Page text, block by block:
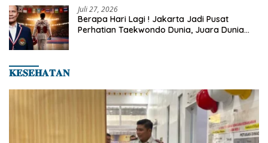
Juli 27, 2026
Berapa Hari Lagi ! Jakarta Jadi Pusat
Perhatian Taekwondo Dunia, Juara Dunia
𝐊𝐄𝐒𝐄𝐇𝐀𝐓𝐀𝐍